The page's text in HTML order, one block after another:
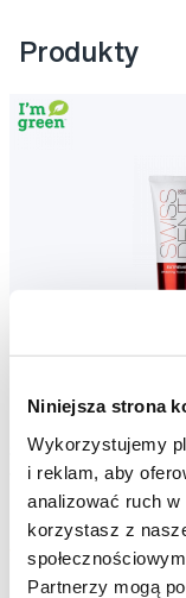
Niniejsza strona
Wykorzystujemy
i reklam, aby
analizować ruch
korzystasz z
Partnerzy mogą
Produkty
Promocja
SWISSDENT
wybielająca, 100 ml
79,90 Zł
5,0/5